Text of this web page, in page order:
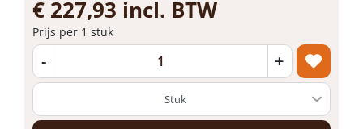
€ 227,93 incl. BTW
Prijs per 1 stuk
- +